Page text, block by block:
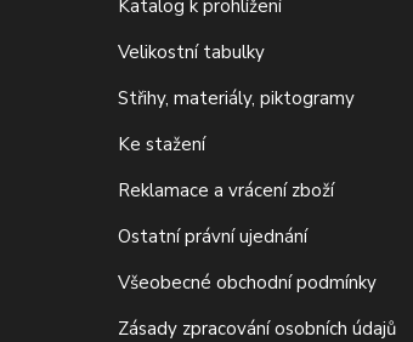
Katalog k prohlížení
Velikostní tabulky
Střihy, materiály, piktogramy
Ke stažení
Reklamace a vrácení zboží
Ostatní právní ujednání
Všeobecné obchodní podmínky
Zásady zpracování osobních údajů